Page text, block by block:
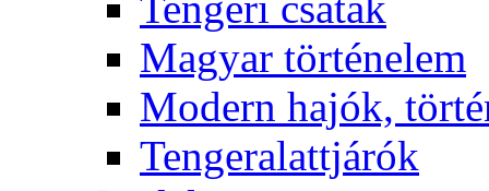
Magyar történelem
Modern hajók,
Tengeralattjárók